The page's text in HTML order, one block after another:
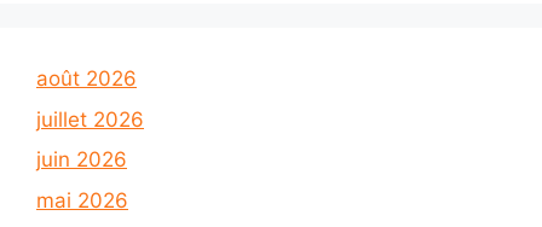
août 2026
juillet 2026
juin 2026
mai 2026